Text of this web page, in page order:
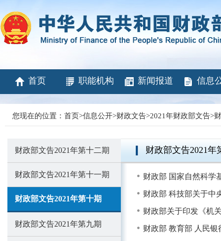
首页 职能机构 新闻报道 信息
您现在的位置： 首页>信息公开>财政文告>2021年财政部文告>
财政部文告2021年第十二期
财政部文告2021年第十一期
财政部文告2021年第十期
财政部文告2021年第九期
财政部文告2021年
财政部 国家自然科学
财政部 科技部关于中
财政部关于印发《机
财政部 教育部 人民